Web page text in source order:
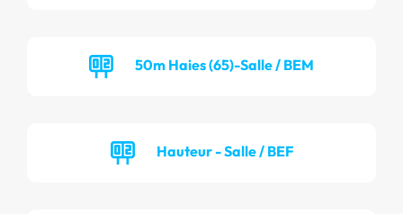
50m Haies (65)-Salle / BEM
Hauteur - Salle / BEF